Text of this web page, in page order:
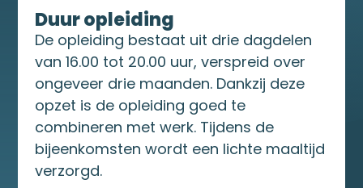
Duur opleiding
De opleiding bestaat uit drie dagdelen
van 16.00 tot 20.00 uur, verspreid over
ongeveer drie maanden. Dankzij deze
opzet is de opleiding goed te
combineren met werk. Tijdens de
bijeenkomsten wordt een lichte maaltijd
verzorgd.